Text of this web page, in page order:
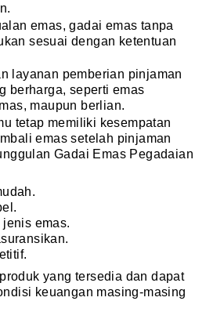
emas, gadai emas tanpa
sesuai dengan ketentuan
layanan pemberian pinjaman
berharga, seperti emas
maupun berlian.
tetap memiliki kesempatan
emas setelah pinjaman
Gadai Emas Pegadaian
emas.
yang tersedia dan dapat
keuangan masing-masing